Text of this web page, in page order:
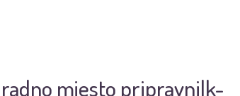
mjesto pripravnilk-